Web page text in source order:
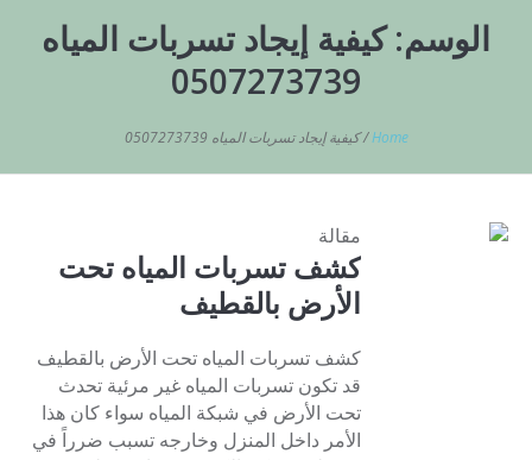
الوسم:كيفية إيجاد تسربات المياه
0507273739
Home
/كيفية إيجاد تسربات المياه 0507273739
مقالة
كشف تسربات المياه تحت
الأرض بالقطيف
كشف تسربات المياه تحت الأرض بالقطيف
قد تكون تسربات المياه غير مرئية تحدث
تحت الأرض في شبكة المياه سواء كان هذا
الأمر داخل المنزل وخارجه تسبب ضرراً في